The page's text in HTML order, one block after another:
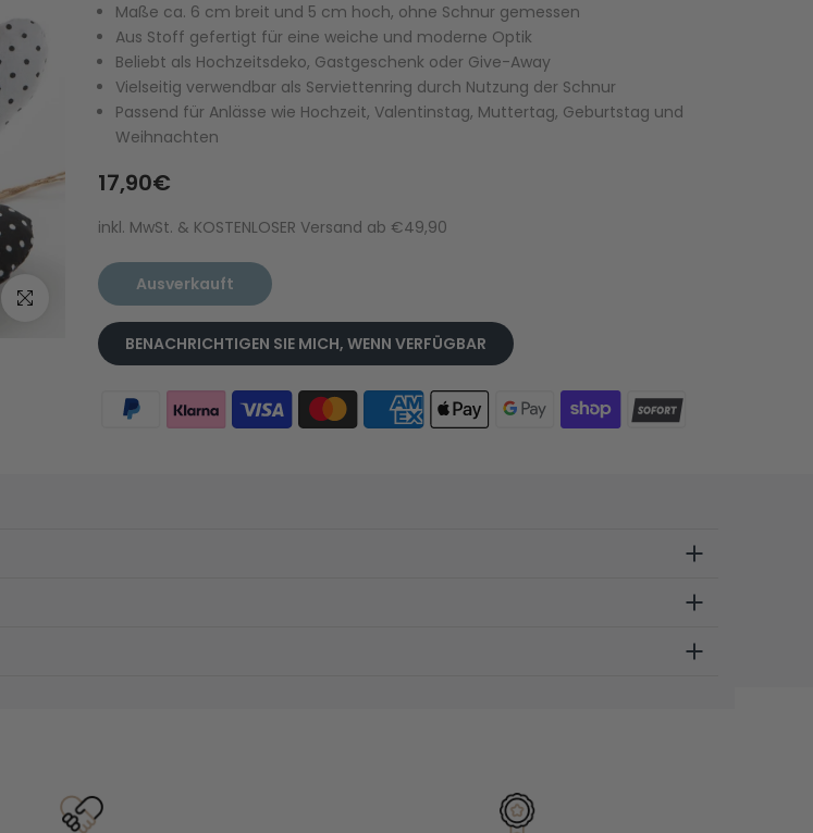
Zum Vergrößern klicken
Maße ca. 6 cm breit und 5 cm hoch, ohne Schnur gemessen
Aus Stoff gefertigt für eine weiche und moderne Optik
Beliebt als Hochzeitsdeko, Gastgeschenk oder Give-Away
Vielseitig verwendbar als Serviettenring durch Nutzung der Schnur
Passend für Anlässe wie Hochzeit, Valentinstag, Muttertag, Geburtstag und
Weihnachten
17,90€
inkl. MwSt. & KOSTENLOSER Versand ab €49,90
Ausverkauft
BENACHRICHTIGEN SIE MICH, WENN VERFÜGBAR